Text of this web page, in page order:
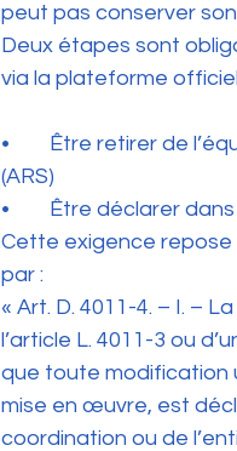
peut pas conserver
Deux étapes sont
via la plateforme
•	Être retirer de l’équipe initialement déclarée auprès de l’Agence Régionale de Santé
(ARS)
•	Être déclarer
Cette exigence
par :
« Art. D. 4011-4. – I. –
l’article L. 4011-3 ou
que toute modification
mise en œuvre, est
coordination ou de